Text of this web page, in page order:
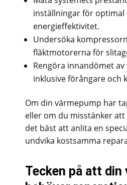
inställningar för optimal
energieffektivitet.
Undersöka
fläktmotorerna för
Rengöra innandömet
inklusive förångare och
Om din värmepump har
eller om du misstänker
det bäst att anlita en
undvika kostsamma
Tecken på att din